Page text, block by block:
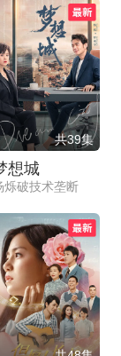
共39集
想城
烁破技术垄断